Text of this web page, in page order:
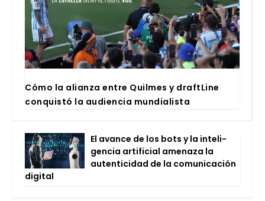
Cómo la alian­za entre Quil­mes y draftLi­ne
con­quis­tó la audien­cia mun­dia­lis­ta
El avan­ce de los bots y la inte­li­
gen­cia arti­fi­cial ame­na­za la
auten­ti­ci­dad de la comu­ni­ca­ción
digi­tal